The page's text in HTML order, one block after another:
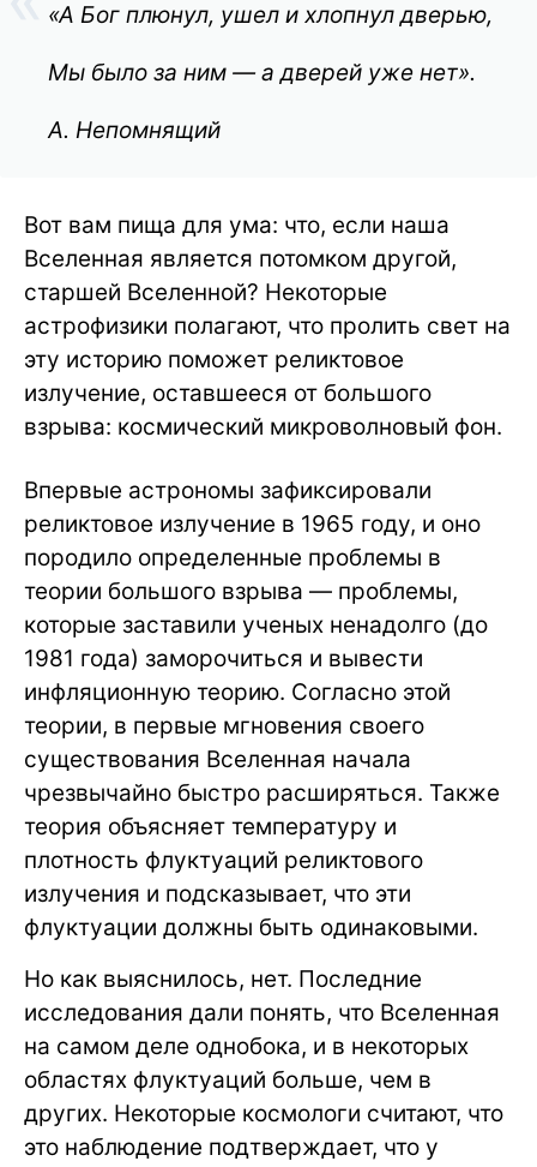
«А Бог плюнул, ушел и хлопнул дверью,
Мы было за ним — а дверей уже нет».
А. Непомнящий
Вот вам пища для ума: что, если наша
Вселенная является потомком другой,
старшей Вселенной? Некоторые
астрофизики полагают, что пролить свет на
эту историю поможет реликтовое
излучение, оставшееся от большого
взрыва: космический микроволновый фон.
Впервые астрономы зафиксировали
реликтовое излучение в 1965 году, и оно
породило определенные проблемы в
теории большого взрыва — проблемы,
которые заставили ученых ненадолго (до
1981 года) заморочиться и вывести
инфляционную теорию. Согласно этой
теории, в первые мгновения своего
существования Вселенная начала
чрезвычайно быстро расширяться. Также
теория объясняет температуру и
плотность флуктуаций реликтового
излучения и подсказывает, что эти
флуктуации должны быть одинаковыми.
Но как выяснилось, нет. Последние
исследования дали понять, что Вселенная
на самом деле однобока, и в некоторых
областях флуктуаций больше, чем в
других. Некоторые космологи считают, что
это наблюдение подтверждает, что у